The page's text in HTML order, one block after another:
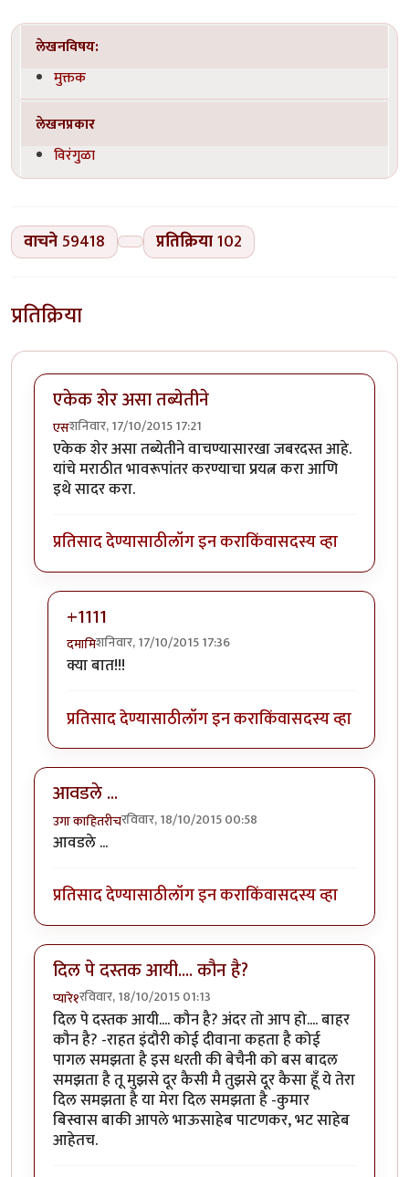
लेखनविषय:
मुक्तक
लेखनप्रकार
विरंगुळा
वाचने59418 प्रतिक्रिया102
प्रतिक्रिया
एकेक शेर असा तब्येतीने
एसशनिवार, 17/10/2015 17:21
एकेक शेर असा तब्येतीने वाचण्यासारखा जबरदस्त आहे.
यांचे मराठीत भावरूपांतर करण्याचा प्रयत्न करा आणि
इथे सादर करा.
प्रतिसाद देण्यासाठीलॉग इन कराकिंवासदस्य व्हा
+1111
दमामिशनिवार, 17/10/2015 17:36
In reply to
क्या बात!!!
प्रतिसाद देण्यासाठीलॉग इन कराकिंवासदस्य व्हा
आवडले ...
उगा काहितरीचरविवार, 18/10/2015 00:58
आवडले ...
प्रतिसाद देण्यासाठीलॉग इन कराकिंवासदस्य व्हा
दिल पे दस्तक आयी.... कौन है?
प्यारे१रविवार, 18/10/2015 01:13
दिल पे दस्तक आयी.... कौन है? अंदर तो आप हो.... बाहर
कौन है? -राहत इंदौरी कोई दीवाना कहता है कोई
पागल समझता है इस धरती की बेचैनी को बस बादल
समझता है तू मुझसे दूर कैसी मै तुझसे दूर कैसा हूँ ये तेरा
दिल समझता है या मेरा दिल समझता है -कुमार
बिस्वास बाकी आपले भाऊसाहेब पाटणकर, भट साहेब
आहेतच.